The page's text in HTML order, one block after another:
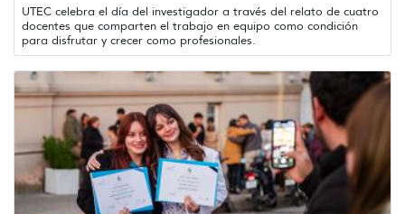
UTEC celebra el día del investigador a través del relato de cuatro
docentes que comparten el trabajo en equipo como condición
para disfrutar y crecer como profesionales.